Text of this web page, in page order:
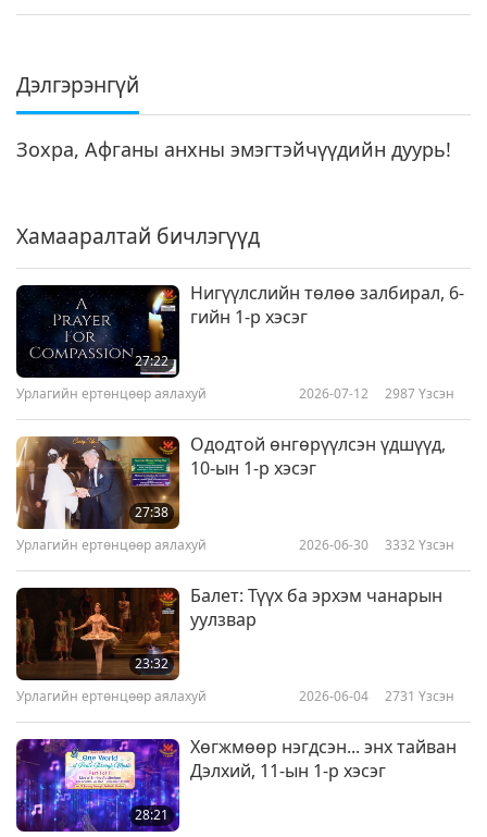
Дэлгэрэнгүй
Зохра, Афганы анхны эмэгтэйчүүдийн дуурь!
Хамааралтай бичлэгүүд
27:22
Нигүүлслийн төлөө залбирал, 6-
гийн 1-р хэсэг
Урлагийн ертөнцөөр аялахуй 2026-07-12 2987Үзсэн
27:38
Ододтой өнгөрүүлсэн үдшүүд,
10-ын 1-р хэсэг
Урлагийн ертөнцөөр аялахуй 2026-06-30 3332 Үзсэн
23:32
Балет: Түүх ба эрхэм чанарын
уулзвар
Урлагийн ертөнцөөр аялахуй 2026-06-04 2731 Үзсэн
28:21
Хөгжмөөр нэгдсэн... энх тайван
Дэлхий, 11-ын 1-р хэсэг